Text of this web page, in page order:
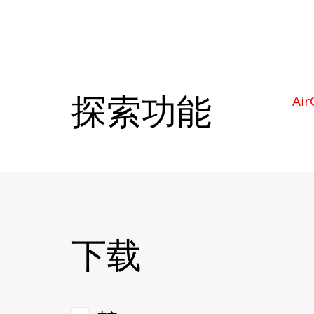
不支持的控制器
控制器基于Plali InteliSys CU和InteliGen CU，所
850,900,1800,1900
800,850，AWS（1700/2100），
探索功能
下载